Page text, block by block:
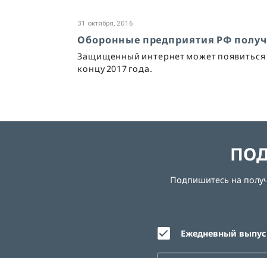
31 октября, 2016
Оборонные предприятия РФ
Защищенный интернет может
концу 2017 года.
Подпишитесь на
Ежедневный